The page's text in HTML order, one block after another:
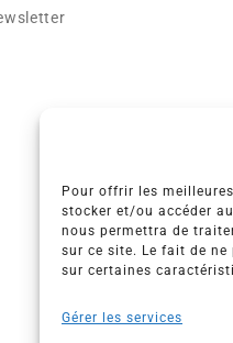
Pour offrir les
stocker et/ou accéder
nous permettra de
sur ce site. Le fait de
sur certaines
Gérer les services